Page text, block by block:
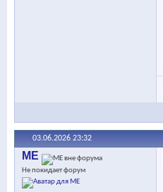
03.06.2026 23:32
МЕ
Не покидает форум